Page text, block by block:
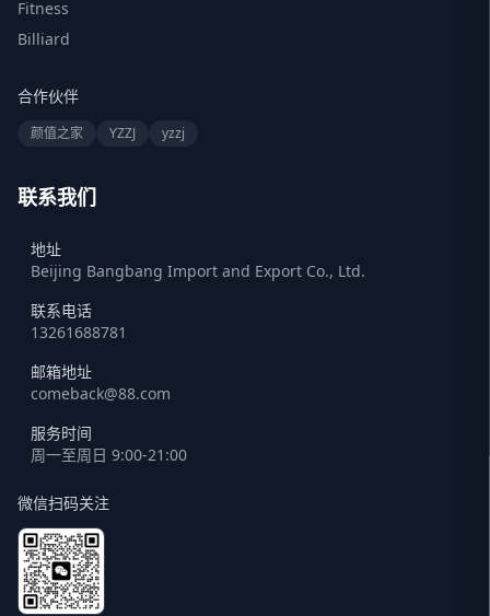
Fitness
Billiard
合作伙伴
颜值之家 YZZJ yzzj
联系我们
地址
Beijing Bangbang Import and Export Co., Ltd.
联系电话
13261688781
邮箱地址
comeback@88.com
服务时间
周一至周日 9:00-21:00
微信扫码关注